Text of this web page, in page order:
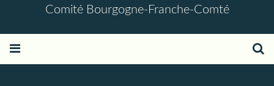
Comité Bourgogne-Franche-Comté